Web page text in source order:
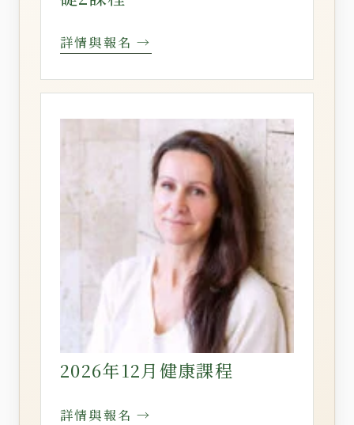
詳情與報名 →
2026年12月健康課程
詳情與報名 →